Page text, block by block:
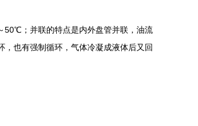
；并联的特点是内外盘管并联，油流
也有强制循环，气体冷凝成液体后又回